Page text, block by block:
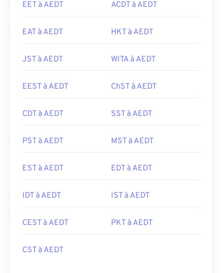
EET à AEDT ACDT à AEDT
EAT à AEDT HKT à AEDT
JST à AEDT WITA à AEDT
EEST à AEDT ChST à AEDT
CDT à AEDT SST à AEDT
PST à AEDT MST à AEDT
EST à AEDT EDT à AEDT
IDT à AEDT IST à AEDT
CEST à AEDT PKT à AEDT
CST à AEDT